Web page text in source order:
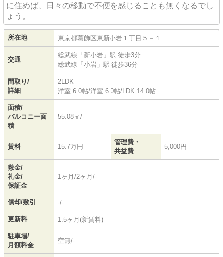
に住めば、日々の移動で不便を感じることも無くなるでし
ょう。
所在地 東京都葛飾区東新小岩 １丁目５－１
交通
総武線 「 新小岩 」駅 徒歩3分
総武線 「 小岩 」駅 徒歩36分
間取り/
詳細
2LDK
洋室 6.0帖/洋室 6.0帖/LDK 14.0帖
面積/
バルコニー面
積
55.08㎡/-
賃料 15.7万円
管理費・
共益費
5,000円
敷金/
礼金/
保証金
1ヶ月/2ヶ月/-
償却/敷引 -/-
更新料 1.5ヶ月(新賃料)
駐車場/
月額料金
空無/-